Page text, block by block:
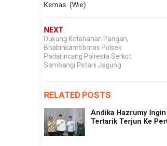
Kemas. (Wie)
NEXT
Dukung Ketahanan Pangan,
Bhabinkamtibmas Polsek
Padarincang Polresta Serkot
Sambangi Petani Jagung
RELATED POSTS
Andika Hazrumy
Tertarik Terjun Ke